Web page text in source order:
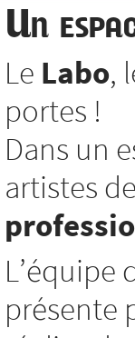
Un
Le Labo,
portes !
Dans un
artistes
L’équipe
présente